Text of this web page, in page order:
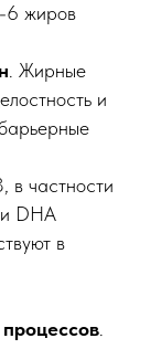
6 жиров
. Жирные
и
в частности
и DHA
в
.